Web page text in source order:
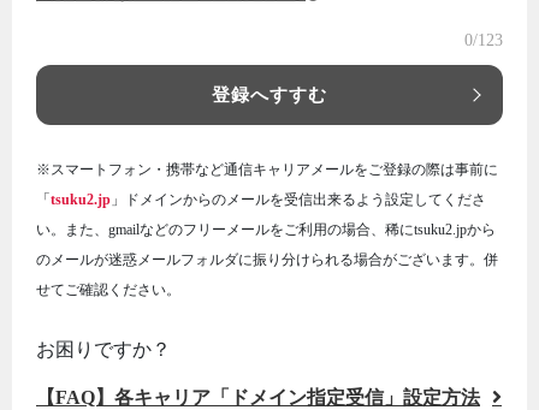
0/123
登録へすすむ
※スマートフォン・携帯など通信キャリアメールをご登録の際は事前に
「 tsuku2.jp 」ドメインからのメールを受信出来るよう設定してくださ
い。また、gmailなどのフリーメールをご利用の場合、稀にtsuku2.jpから
のメールが迷惑メールフォルダに振り分けられる場合がございます。併
せてご確認ください。
お困りですか？
【FAQ】各キャリア「ドメイン指定受信」設定方法